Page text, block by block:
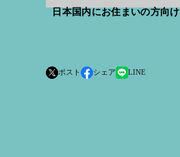
日本国内にお住まいの方向け
ポスト シェア LINE